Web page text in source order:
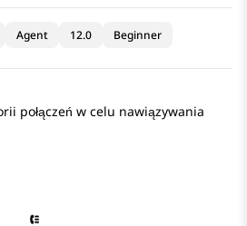
Agent 12.0 Beginner
połączeń w celu nawiązywania